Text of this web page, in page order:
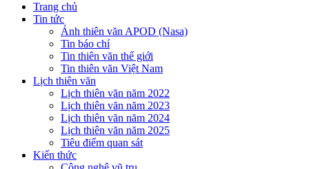
Trang chủ
Tin tức
Ảnh thiên văn APOD (Nasa)
Tin báo chí
Tin thiên văn thế giới
Tin thiên văn Việt Nam
Lịch thiên văn
Lịch thiên văn năm 2022
Lịch thiên văn năm 2023
Lịch thiên văn năm 2024
Lịch thiên văn năm 2025
Tiêu điểm quan sát
Kiến thức